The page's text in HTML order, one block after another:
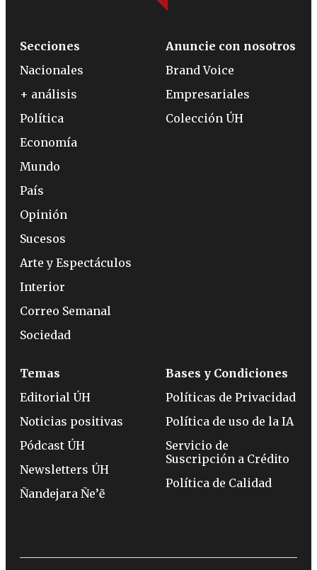
Secciones
Nacionales
+ análisis
Política
Economía
Mundo
País
Opinión
Sucesos
Arte y Espectáculos
Interior
Correo Semanal
Sociedad
Anuncie con nosotros
Brand Voice
Empresariales
Colección ÚH
Temas
Editorial ÚH
Noticias positivas
Pódcast ÚH
Newsletters ÚH
Ñandejara Ñe’ẽ
Bases y Condiciones
Políticas de Privacidad
Política de uso de la IA
Servicio de
Suscripción a Crédito
Política de Calidad